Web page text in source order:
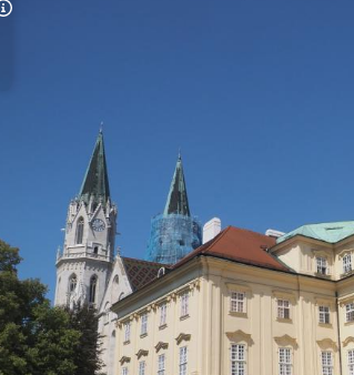
Copyright-Hinweis öffnen/schließen